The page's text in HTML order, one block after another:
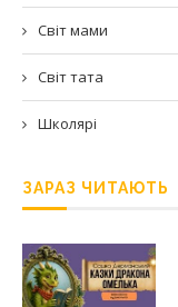
Світ мами
Світ тата
Школярі
ЗАРАЗ ЧИТАЮТЬ